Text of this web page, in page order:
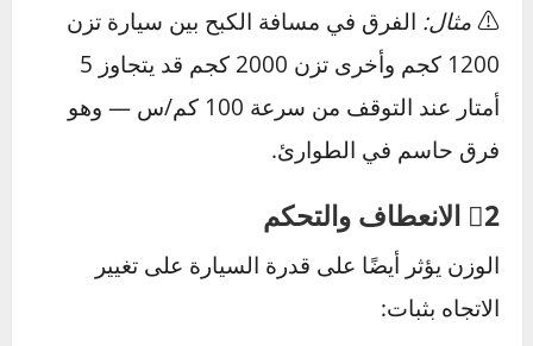
الحوادث، بل ينعكس بشكل مباشر على الأداء
اليومي للسيارة، من لحظة الضغط على دواسة
الوقود حتى لحظة التوقف التام. لنلقِ نظرة على
1⃣ مسافة الكبح
كلما زاد وزن السيارة،